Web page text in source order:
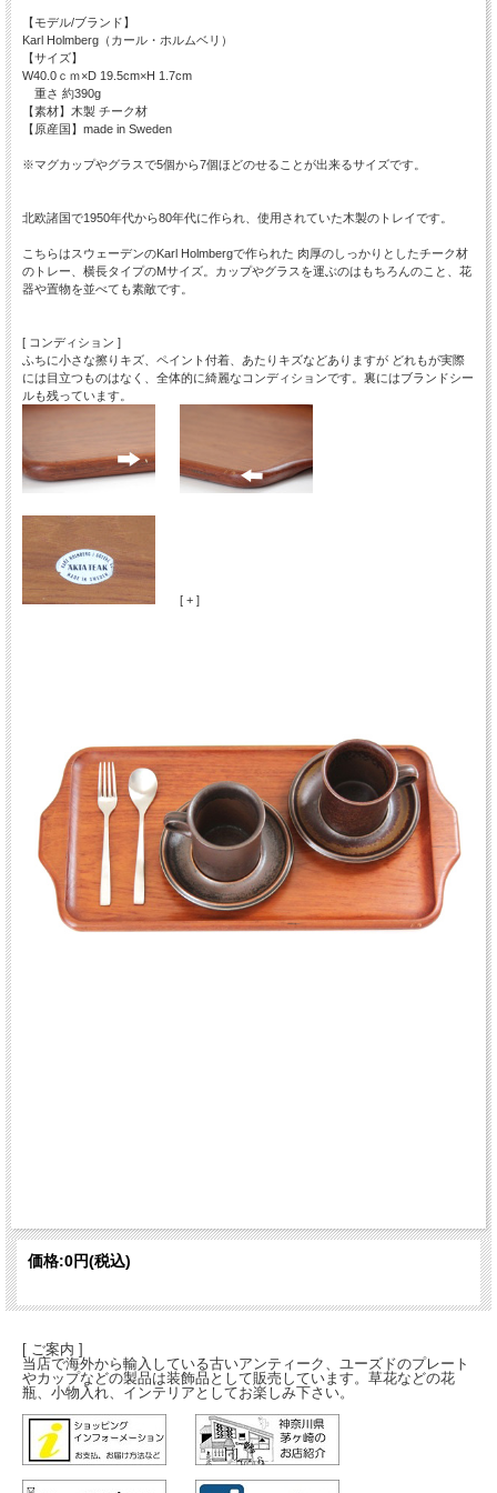
【モデル/ブランド】
Karl Holmberg（カール・ホルムベリ）
【サイズ】
W40.0ｃｍ×D 19.5cm×H 1.7cm
重さ 約390g
【素材】木製 チーク材
【原産国】made in Sweden
※マグカップやグラスで5個から7個ほどのせることが出来るサイズです。
北欧諸国で1950年代から80年代に作られ、使用されていた木製のトレイです。
こちらはスウェーデンのKarl Holmbergで作られた 肉厚のしっかりとしたチーク材
のトレー、横長タイプのMサイズ。カップやグラスを運ぶのはもちろんのこと、花
器や置物を並べても素敵です。
[ コンディション ]
ふちに小さな擦りキズ、ペイント付着、あたりキズなどありますが どれもが実際
には目立つものはなく、全体的に綺麗なコンディションです。裏にはブランドシー
ルも残っています。
[ + ]
価格:0円(税込)
[ ご案内 ]
当店で海外から輸入している古いアンティーク、ユーズドのプレート
やカップなどの製品は装飾品として販売しています。草花などの花
瓶、小物入れ、インテリアとしてお楽しみ下さい。